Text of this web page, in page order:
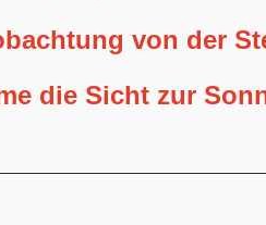
von der
die Sicht zur